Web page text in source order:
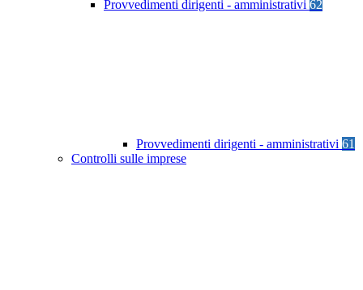
Provvedimenti dirigenti - amministrativi 62
Provvedimenti dirigenti - amministrativi 61
Controlli sulle imprese